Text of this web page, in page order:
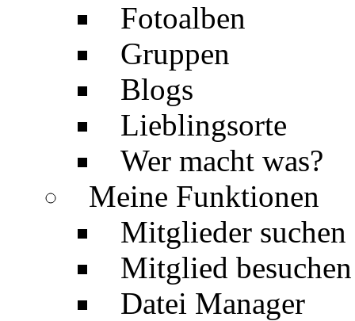
Fotoalben
Gruppen
Blogs
Lieblingsorte
Wer macht was?
Meine Funktionen
Mitglieder suchen
Mitglied besuchen
Datei Manager